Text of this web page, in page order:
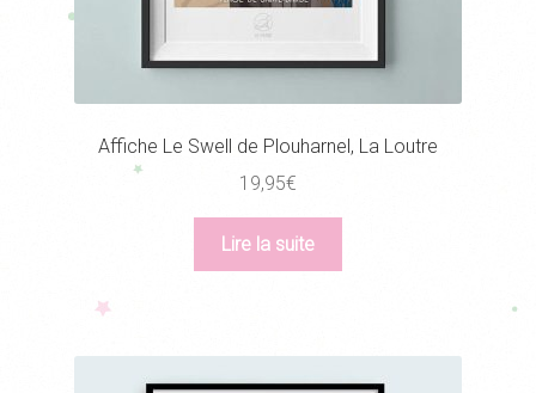
Affiche Le Swell de Plouharnel, La Loutre
19,95€
Lire la suite